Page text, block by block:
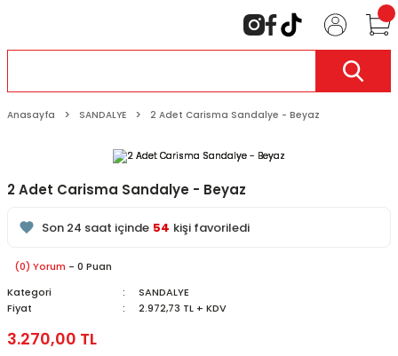
Anasayfa SANDALYE 2 Adet Carisma Sandalye - Beyaz
2 Adet Carisma Sandalye - Beyaz
Son 24 saat içinde 54 kişi favoriledi
126 kişi inceledi
(0) Yorum - 0 Puan
Kategori
SANDALYE
Fiyat
2.972,73 TL + KDV
3.270,00 TL